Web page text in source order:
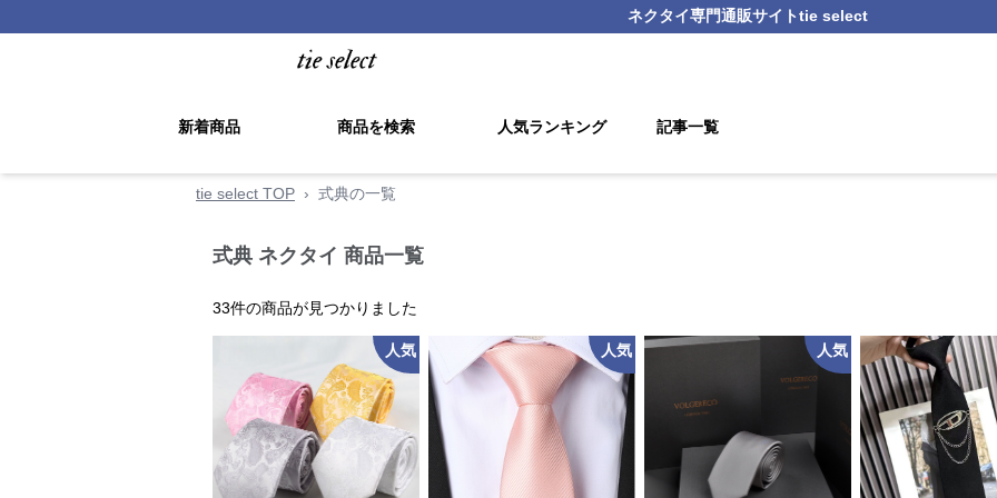
ネクタイ専門通販サイトtie select
新着商品 商品を検索 人気ランキング 記事一覧
tie select TOP › 式典の一覧
式典 ネクタイ 商品一覧
33件の商品が見つかりました
人気 人気 人気